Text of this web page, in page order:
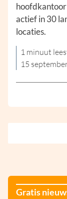
hoofdkantoor
actief in 30
locaties.
1 minuut
15
Gratis